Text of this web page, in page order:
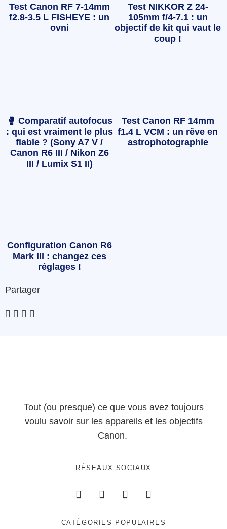
Test Canon RF 7-14mm
f2.8-3.5 L FISHEYE : un
ovni
Test NIKKOR Z 24-
105mm f/4-7.1 : un
objectif de kit qui vaut le
coup !
🥊 Comparatif autofocus
: qui est vraiment le plus
fiable ? (Sony A7 V /
Canon R6 III / Nikon Z6
III / Lumix S1 II)
Test Canon RF 14mm
f1.4 L VCM : un rêve en
astrophotographie
Configuration Canon R6
Mark III : changez ces
réglages !
Partager
Tout (ou presque) ce que vous avez toujours
voulu savoir sur les appareils et les objectifs
Canon.
RÉSEAUX SOCIAUX
CATÉGORIES POPULAIRES